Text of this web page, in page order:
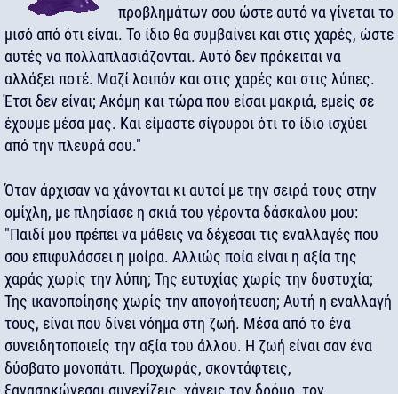
προβλημάτων σου ώστε αυτό να γίνεται το
μισό από ότι είναι. Το ίδιο θα συμβαίνει και στις χαρές, ώστε
αυτές να πολλαπλασιάζονται. Αυτό δεν πρόκειται να
αλλάξει ποτέ. Μαζί λοιπόν και στις χαρές και στις λύπες.
Έτσι δεν είναι; Ακόμη και τώρα που είσαι μακριά, εμείς σε
έχουμε μέσα μας. Και είμαστε σίγουροι ότι το ίδιο ισχύει
από την πλευρά σου."
Όταν άρχισαν να χάνονται κι αυτοί με την σειρά τους στην
ομίχλη, με πλησίασε η σκιά του γέροντα δάσκαλου μου:
"Παιδί μου πρέπει να μάθεις να δέχεσαι τις εναλλαγές που
σου επιφυλάσσει η μοίρα. Αλλιώς ποία είναι η αξία της
χαράς χωρίς την λύπη; Της ευτυχίας χωρίς την δυστυχία;
Της ικανοποίησης χωρίς την απογοήτευση; Αυτή η εναλλαγή
τους, είναι που δίνει νόημα στη ζωή. Μέσα από το ένα
συνειδητοποιείς την αξία του άλλου. Η ζωή είναι σαν ένα
δύσβατο μονοπάτι. Προχωράς, σκοντάφτεις,
ξανασηκώνεσαι συνεχίζεις, χάνεις τον δρόμο, τον